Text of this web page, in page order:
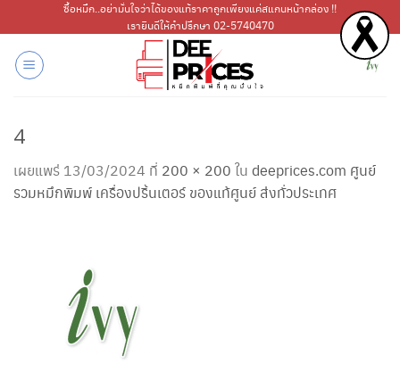
ไป
เนื้อหา
ซื้อหมึก..อย่ามั่นใจว่าได้ของแท้ราคาถูกเพียงแค่สแกนหน้ากล่อง !!
เรายินดีให้คำปรึกษา 02-5740470
4
เผยแพร่ 13/03/2024 ที่ 200 × 200 ใน deeprices.com ศูนย์
รวมหมึกพิมพ์ เครื่องปริ้นเตอร์ ของแท้ศูนย์ ส่งทั่วประเทศ